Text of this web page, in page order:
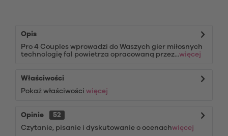
Opis
Pro 4 Couples wprowadzi do Waszych gier miłosnych
technologię fal powietrza opracowaną przez...więcej
Właściwości
Pokaż właściwości więcej
Opinie
52
Czytanie, pisanie i dyskutowanie o ocenachwięcej